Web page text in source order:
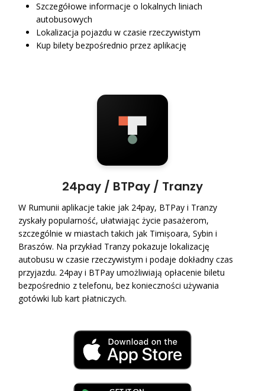
Szczegółowe informacje o lokalnych liniach
autobusowych
Lokalizacja pojazdu w czasie rzeczywistym
Kup bilety bezpośrednio przez aplikację
24pay / BTPay / Tranzy
W Rumunii aplikacje takie jak 24pay, BTPay i Tranzy
zyskały popularność, ułatwiając życie pasażerom,
szczególnie w miastach takich jak Timișoara, Sybin i
Braszów. Na przykład Tranzy pokazuje lokalizację
autobusu w czasie rzeczywistym i podaje dokładny czas
przyjazdu. 24pay i BTPay umożliwiają opłacenie biletu
bezpośrednio z telefonu, bez konieczności używania
gotówki lub kart płatniczych.